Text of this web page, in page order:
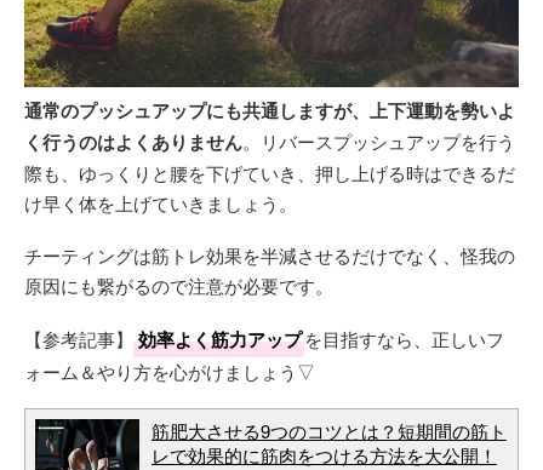
通常のプッシュアップにも共通しますが、上下運動を勢いよ
く行うのはよくありません。リバースプッシュアップを行う
際も、ゆっくりと腰を下げていき、押し上げる時はできるだ
け早く体を上げていきましょう。
チーティングは筋トレ効果を半減させるだけでなく、怪我の
原因にも繋がるので注意が必要です。
【参考記事】 効率よく筋力アップを目指すなら、正しいフ
ォーム＆やり方を心がけましょう▽
筋肥大させる9つのコツとは？短期間の筋ト
レで効果的に筋肉をつける方法を大公開！